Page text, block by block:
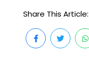
Share This Article: